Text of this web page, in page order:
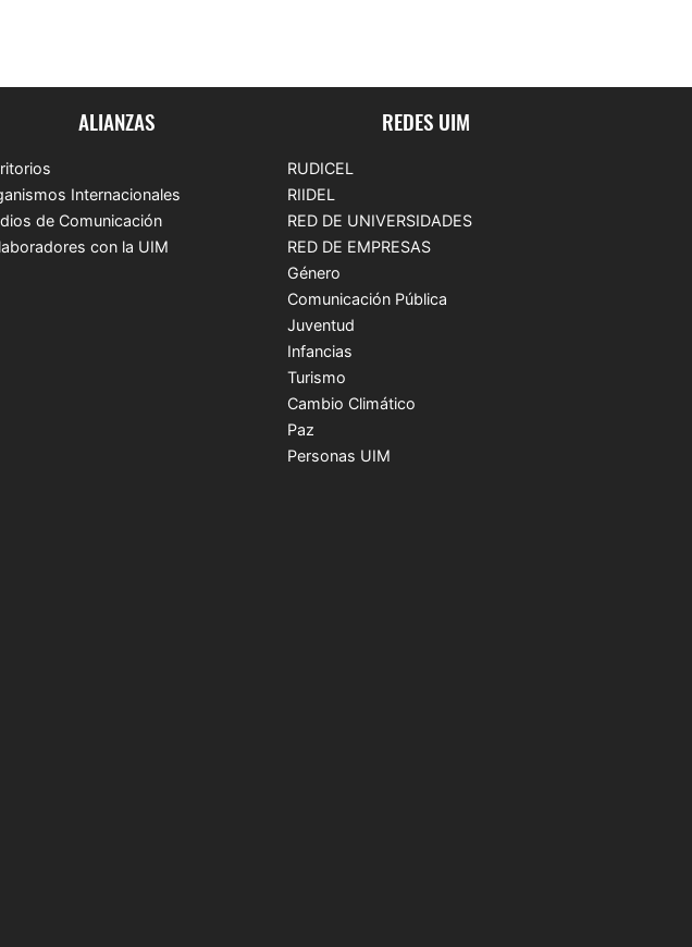
ALIANZAS
Internacionales
de Comunicación
con la UIM
REDES UIM
RUDICEL
RIIDEL
RED DE UNIVERSIDADES
RED DE EMPRESAS
Género
Comunicación Pública
Juventud
Infancias
Turismo
Cambio Climático
Paz
Personas UIM